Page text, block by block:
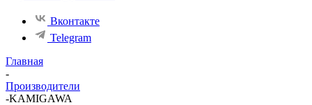
Вконтакте
Telegram
Главная
-
Производители
-KAMIGAWA